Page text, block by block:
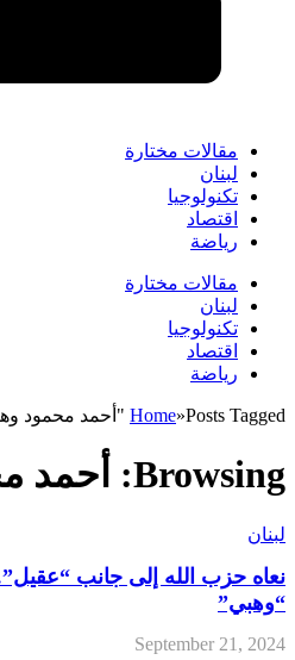
مقالات مختارة
لبنان
تكنولوجيا
اقتصاد
رياضة
مقالات مختارة
لبنان
تكنولوجيا
اقتصاد
رياضة
Home»Posts Tagged "أحمد محمود وهبي"
Browsing: أحمد
لبنان
نعاه حزب الله إلى جانب
“وهبي”
September 21, 2024